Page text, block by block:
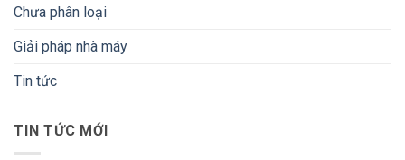
Chưa phân loại
Giải pháp nhà máy
Tin tức
TIN TỨC MỚI